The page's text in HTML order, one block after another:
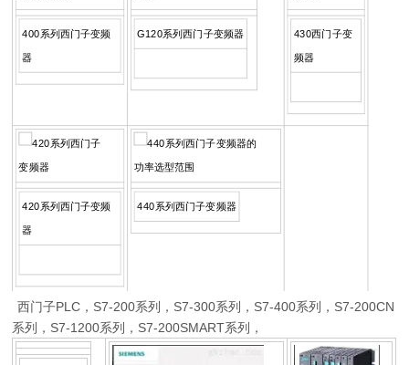
400系列西门子变频
器
G120系列西门子变频器 430西门子变
频器
420系列西门子变频
器
440系列西门子变频器
西门子PLC，S7-200系列，S7-300系列，S7-400系列，S7-200CN
系列，S7-1200系列，S7-200SMART系列，